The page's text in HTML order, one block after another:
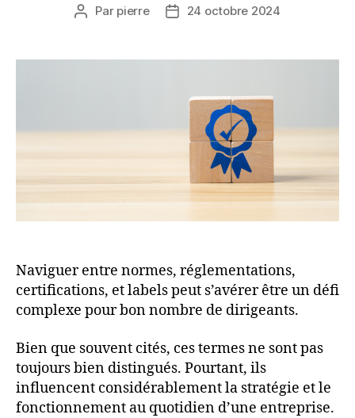
Auteur
Par pierre
Date24 octobre 2024
Naviguer entre normes, réglementations,
certifications, et labels peut s’avérer être un défi
complexe pour bon nombre de dirigeants.
Bien que souvent cités, ces termes ne sont pas
toujours bien distingués. Pourtant, ils
influencent considérablement la stratégie et le
fonctionnement au quotidien d’une entreprise.